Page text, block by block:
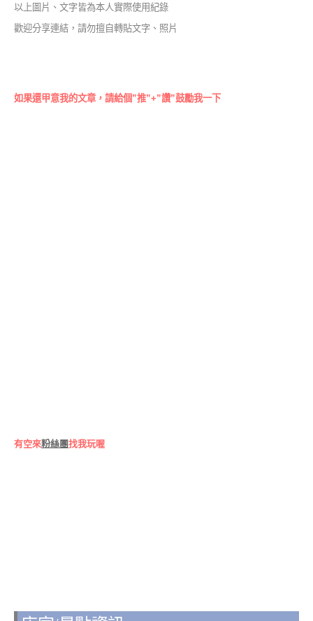
以上圖片、文字皆為本人實際使用紀錄
歡迎分享連結，請勿擅自轉貼文字、照片
如果還甲意我的文章，請給個”推”+”讚”鼓勵我一下
有空來粉絲團找我玩喔